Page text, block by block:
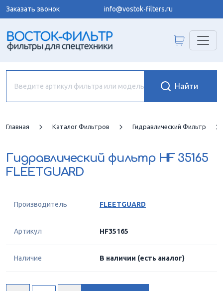
Заказать звонок info@vostok-filters.ru
Главная Каталог Фильтров Гидравлический Фильтр
Гидравлический фильтр HF 35165
FLEETGUARD
Производитель FLEETGUARD
Артикул HF35165
Наличие В наличии (есть аналог)